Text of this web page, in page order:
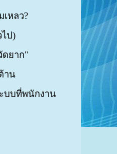
หลว?
ป)
ดยาก"
าน
บบที่พนักงาน